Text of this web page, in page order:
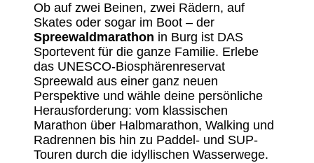
Ob auf zwei Beinen, zwei Rädern, auf
Skates oder sogar im Boot – der
Spreewaldmarathon in Burg ist DAS
Sportevent für die ganze Familie. Erlebe
das UNESCO-Biosphärenreservat
Spreewald aus einer ganz neuen
Perspektive und wähle deine persönliche
Herausforderung: vom klassischen
Marathon über Halbmarathon, Walking und
Radrennen bis hin zu Paddel- und SUP-
Touren durch die idyllischen Wasserwege.